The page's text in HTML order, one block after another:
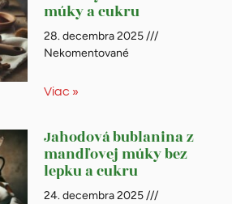
múky a cukru
28. decembra 2025
Nekomentované
Viac »
Jahodová bublanina z
mandľovej múky bez
lepku a cukru
24. decembra 2025